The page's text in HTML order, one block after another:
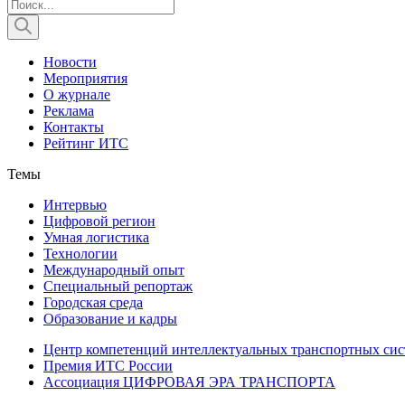
Новости
Мероприятия
О журнале
Реклама
Контакты
Рейтинг ИТС
Темы
Интервью
Цифровой регион
Умная логистика
Технологии
Международный опыт
Специальный репортаж
Городская среда
Образование и кадры
Центр компетенций интеллектуальных транспортных
Премия ИТС России
Ассоциация ЦИФРОВАЯ ЭРА ТРАНСПОРТА